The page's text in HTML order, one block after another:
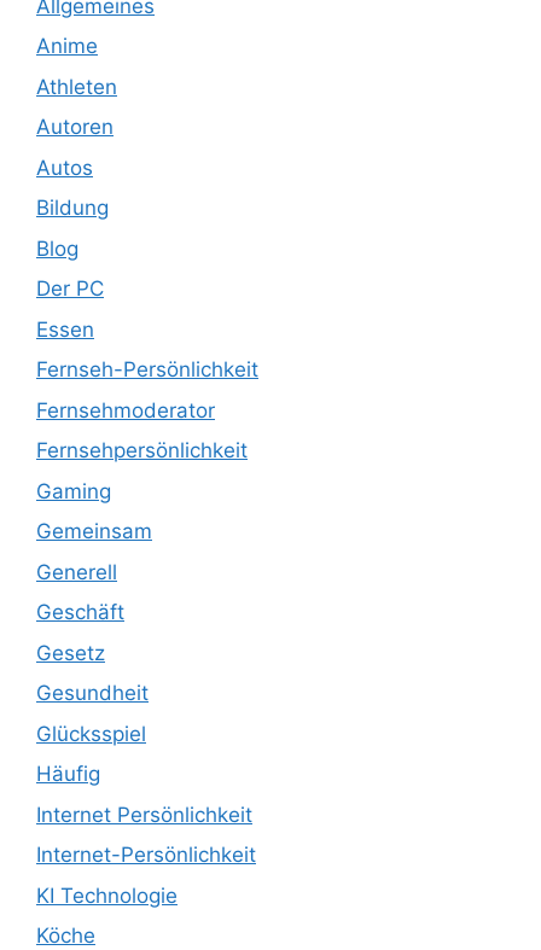
Allgemeines
Anime
Athleten
Autoren
Autos
Bildung
Blog
Der PC
Essen
Fernseh-Persönlichkeit
Fernsehmoderator
Fernsehpersönlichkeit
Gaming
Gemeinsam
Generell
Geschäft
Gesetz
Gesundheit
Glücksspiel
Häufig
Internet Persönlichkeit
Internet-Persönlichkeit
KI Technologie
Köche